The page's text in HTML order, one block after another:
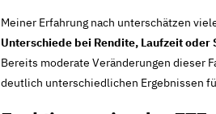
Meiner Erfahrung nach unterschätzen
Unterschiede bei Rendite, Laufzeit
Bereits moderate Veränderungen dieser
deutlich unterschiedlichen Ergebnissen